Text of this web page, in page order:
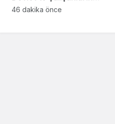
talepleri dinlendi
46 dakika önce